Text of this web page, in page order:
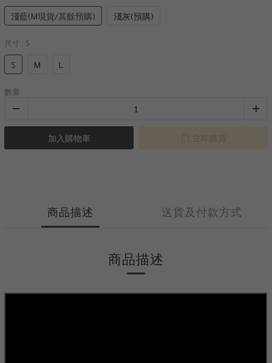
淺藍(M現貨/其餘預購) 淺灰(預購)
尺寸 : S
S M L
數量
加入購物車 立即購買
商品描述 送貨及付款方式
商品描述